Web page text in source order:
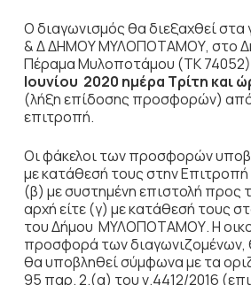
Ο διαγωνισμός θα διεξαχθεί
& Δ ΔΗΜΟΥ ΜΥΛΟΠΟΤΑΜΟΥ, στο
Πέραμα Μυλοποτάμου (ΤΚ 74052)
Ιουνίου 2020 ημέρα Τρίτη και
(λήξη επίδοσης προσφορών)
επιτροπή.
Οι φάκελοι των προσφορών
με κατάθεσή τους στην Επιτροπή
(β) με συστημένη επιστολή προς
αρχή είτε (γ) με κατάθεσή τους
του Δήμου ΜΥΛΟΠΟΤΑΜΟΥ. Η
προσφορά των διαγωνιζομένων,
θα υποβληθεί σύμφωνα με τα
95 παρ. 2.(α) του ν.4412/2016